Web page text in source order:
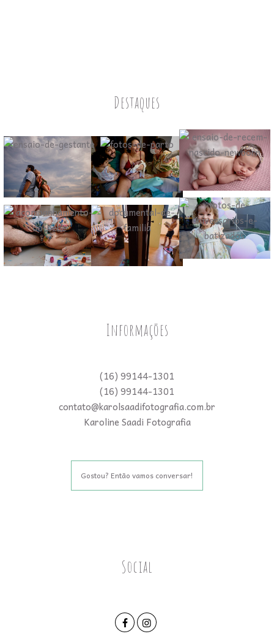
Destaques
Informações
(16) 99144-1301
(16) 99144-1301
contato@karolsaadifotografia.com.br
Karoline Saadi Fotografia
Gostou? Então vamos conversar!
Social